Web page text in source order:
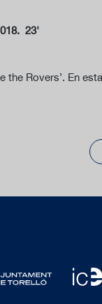
23'
the Rovers’. En